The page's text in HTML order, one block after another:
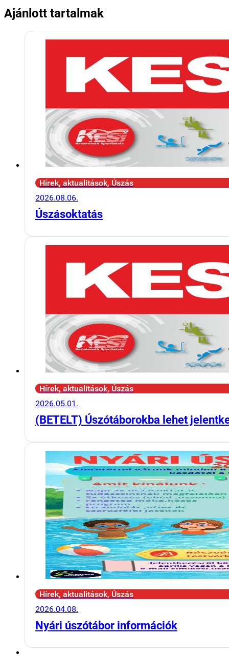
Ajánlott tartalmak
Hírek, aktualitások, Úszás
2026.08.06.
Úszásoktatás
Hírek, aktualitások, Úszás
2026.05.01.
(BETELT) Úszótáborokba lehet
Hírek, aktualitások, Úszás
2026.04.08.
Nyári úszótábor információk